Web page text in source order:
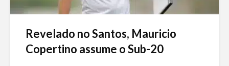
Revelado no Santos, Mauricio
Copertino assume o Sub-20